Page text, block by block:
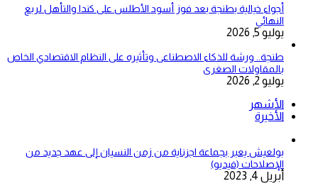
أجواء خيالية بطنجة بعد فوز أسود الأطلس على كندا والتأهل لربع
النهائي
يوليو 5, 2026
طنجة.. ورشة للذكاء الاصطناعى وتأثيره على النظام الاقتصادي الخاص
بالمقاولات الصغرى
يوليو 2, 2026
الأشهر
الأخيرة
بولعيش يعبر بجماعة اجزناية من زمن النسيان إلى عهد جديد من
الإصلاحات (فيديو)
أبريل 4, 2023